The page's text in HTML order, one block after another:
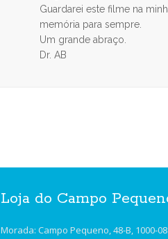
Guardarei este filme na
memória para sempre.
Um grande abraço.
Dr. AB
Loja do Campo
Morada: Campo Pequeno, 48-B, 1000-